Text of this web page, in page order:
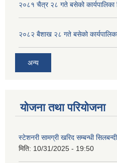
२०८१ चैत्र २८ गते बसेको कार्यपालिका
२०८२ बैशाख २८ गते बसेको कार्यपालिका
अन्य
योजना तथा परियोजना
स्टेशनरी सामग्री खरिद सम्बन्धी
मिति: 10/31/2025 - 19:50